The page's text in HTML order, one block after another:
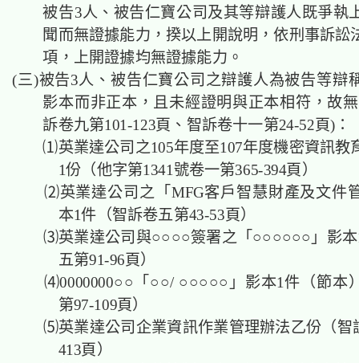
被告3人、被告仁寶公司及其等辯護人既爭執
聞而無證據能力，揆以上開說明，依刑事訴訟
項，上開證據均無證據能力。
(三)被告3人、被告仁寶公司之辯護人為被告等辯
影本而非正本，且未經證明與正本相符，故
訴卷九第101-123頁、智訴卷十一第24-52頁)：
⑴英業達公司之105年度至107年度機密資訊教
1份（他字第1341號卷一第365-394頁）
⑵英業達公司之「MFG客戶智慧財產及文件
本1件（智訴卷五第43-53頁）
⑶英業達公司與○○○○簽署之「○○○○○○」影本
五第91-96頁）
⑷0000000○○「○○/ ○○○○○」影本1件（節本
第97-109頁）
⑸英業達公司企業資訊作業管理辦法乙份（智
413頁）